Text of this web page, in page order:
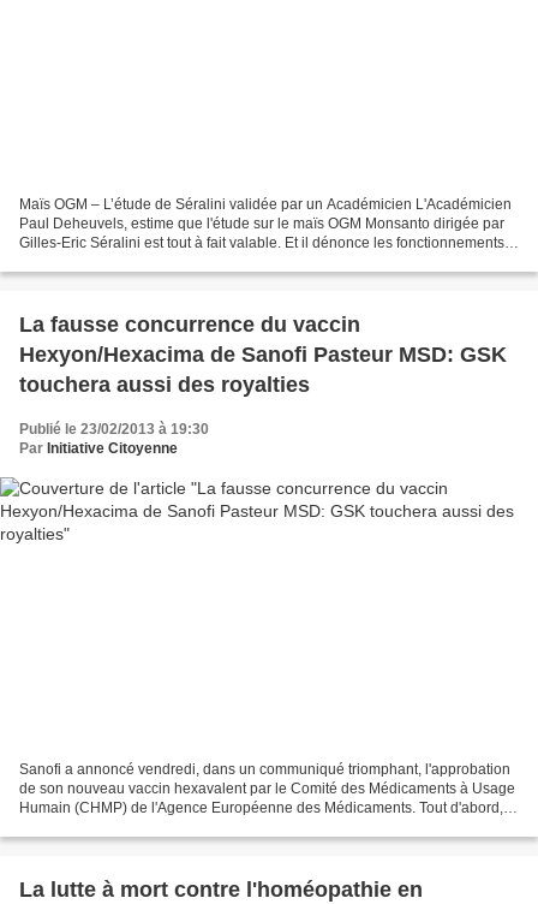
Maïs OGM – L’étude de Séralini validée par un Académicien L'Académicien
Paul Deheuvels, estime que l'étude sur le maïs OGM Monsanto dirigée par
Gilles-Eric Séralini est tout à fait valable. Et il dénonce les fonctionnements
La fausse concurrence du vaccin
Hexyon/Hexacima de Sanofi Pasteur MSD: GSK
touchera aussi des royalties
Publié le 23/02/2013 à 19:30
Par Initiative Citoyenne
Sanofi a annoncé vendredi, dans un communiqué triomphant, l'approbation
de son nouveau vaccin hexavalent par le Comité des Médicaments à Usage
Humain (CHMP) de l'Agence Européenne des Médicaments. Tout d'abord,
La lutte à mort contre l'homéopathie en